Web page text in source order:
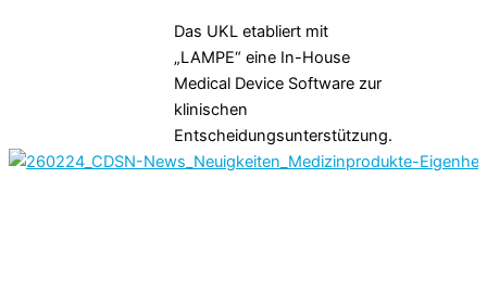
Das UKL etabliert mit
„LAMPE“ eine In-House
Medical Device Software zur
klinischen
Entscheidungsunterstützung.